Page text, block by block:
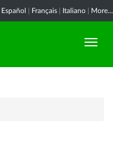
Español Français Italiano More...